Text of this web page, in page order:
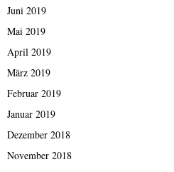
Juni 2019
Mai 2019
April 2019
März 2019
Februar 2019
Januar 2019
Dezember 2018
November 2018